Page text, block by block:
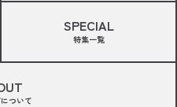
SPECIAL
特集一覧
ついて